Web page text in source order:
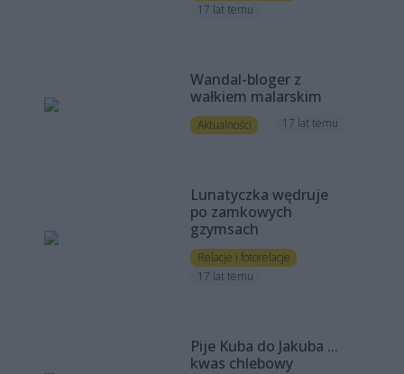
17 lat temu
Wandal-bloger z
wałkiem malarskim
Aktualności 17 lat temu
Lunatyczka wędruje
po zamkowych
gzymsach
Relacje i fotorelacje
17 lat temu
Pije Kuba do Jakuba ...
kwas chlebowy